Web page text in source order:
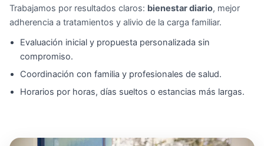
Trabajamos por resultados claros: bienestar diario, mejor
adherencia a tratamientos y alivio de la carga familiar.
Evaluación inicial y propuesta personalizada sin
compromiso.
Coordinación con familia y profesionales de salud.
Horarios por horas, días sueltos o estancias más largas.